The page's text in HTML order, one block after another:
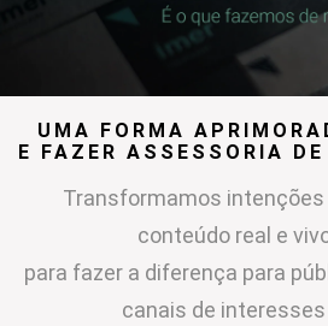
UMA FORMA
E FAZER ASSESSORIA
Transformamos
conteúdo real e
para fazer a diferença para
canais de